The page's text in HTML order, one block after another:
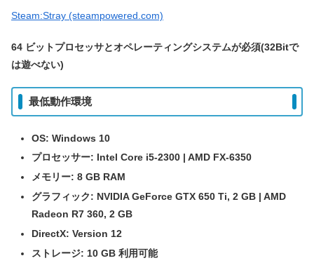
Steam:Stray (steampowered.com)
64 ビットプロセッサとオペレーティングシステムが必須(32Bitで
は遊べない)
最低動作環境
OS: Windows 10
プロセッサー: Intel Core i5-2300 | AMD FX-6350
メモリー: 8 GB RAM
グラフィック: NVIDIA GeForce GTX 650 Ti, 2 GB | AMD
Radeon R7 360, 2 GB
DirectX: Version 12
ストレージ: 10 GB 利用可能